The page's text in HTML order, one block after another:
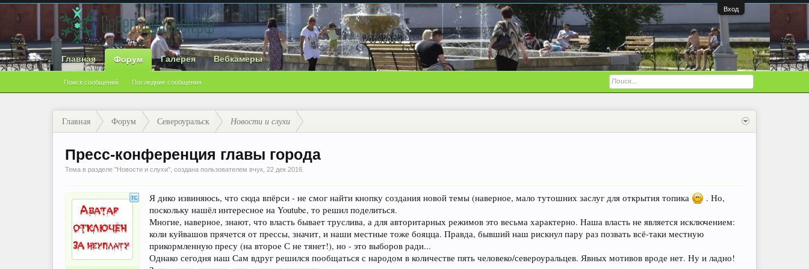
Вход
Главная Форум
Поиск сообщений Последние сообщения
Галерея Вебкамеры
Главная Форум Североуральск Новости и слухи
Пресс-конференция главы города
Тема в разделе "Новости и слухи", создана пользователем вчук 22 дек 2016
Я дико извиняюсь, что сюда впёрси - не смог найти кнопку создания новой темы (наверное, мало тутошних заслуг для открытия топика
. Но,
поскольку нашёл интересное на Youtube, то решил поделиться.
Многие, наверное, знают, что власть бывает труслива, а для авторитарных режимов это весьма характерно. Наша власть не является исключением:
коли куйвашов прячется от прессы, значит, и наши местные тоже бояцца. Правда, бывший наш рискнул пару раз позвать всё-таки местную
прикормленную пресу (на второе С не тянет!), но - это выборов ради...
Однако сегодня наш Сам вдруг решился пообщаться с народом в количестве пять человеко/североуральцев. Явных мотивов вроде нет. Ну и ладно!